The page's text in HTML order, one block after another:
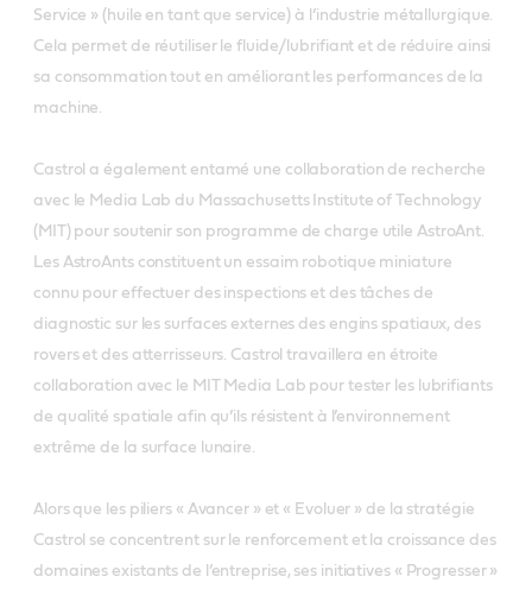
Service » (huile en tant que service) à l’industrie métallurgique.
Cela permet de réutiliser le fluide/lubrifiant et de réduire ainsi
sa consommation tout en améliorant les performances de la
machine.
Castrol a également entamé une collaboration de recherche
avec le Media Lab du Massachusetts Institute of Technology
(MIT) pour soutenir son programme de charge utile AstroAnt.
Les AstroAnts constituent un essaim robotique miniature
connu pour effectuer des inspections et des tâches de
diagnostic sur les surfaces externes des engins spatiaux, des
rovers et des atterrisseurs. Castrol travaillera en étroite
collaboration avec le MIT Media Lab pour tester les lubrifiants
de qualité spatiale afin qu’ils résistent à l’environnement
extrême de la surface lunaire.
Alors que les piliers « Avancer » et « Evoluer » de la stratégie
Castrol se concentrent sur le renforcement et la croissance des
domaines existants de l’entreprise, ses initiatives « Progresser »